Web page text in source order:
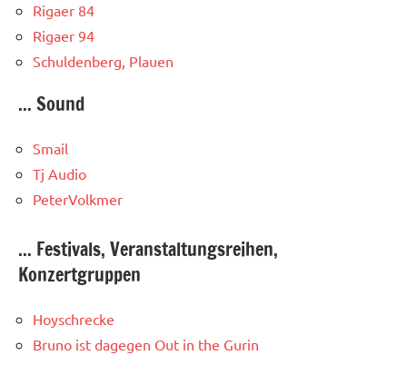
Rigaer 84
Rigaer 94
Schuldenberg, Plauen
... Sound
Smail
Tj Audio
PeterVolkmer
... Festivals, Veranstaltungsreihen,
Konzertgruppen
Hoyschrecke
Bruno ist dagegen Out in the Gurin